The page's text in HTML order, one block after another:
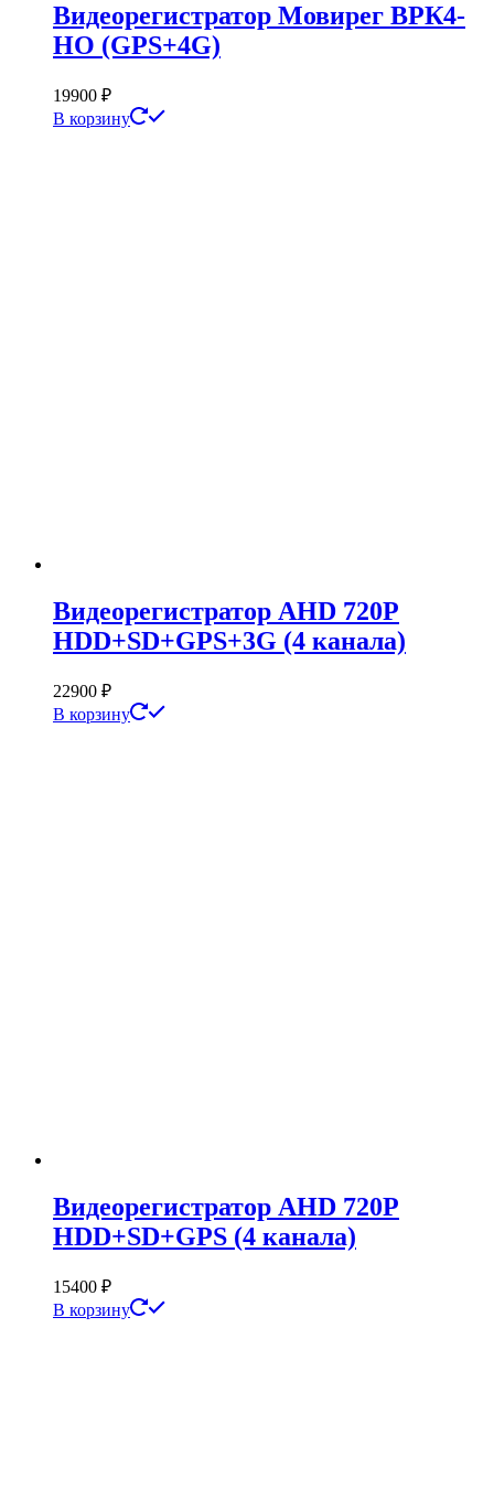
Видеорегистратор Мовирег ВРК4-
НО (GPS+4G)
19900 ₽
В корзину
Видеорегистратор AHD 720Р
HDD+SD+GPS+3G (4 канала)
22900 ₽
В корзину
Видеорегистратор AHD 720Р
HDD+SD+GPS (4 канала)
15400 ₽
В корзину